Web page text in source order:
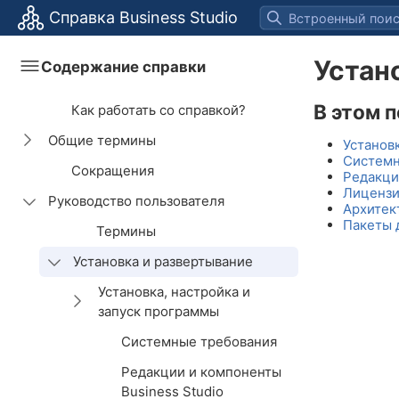
Справка Business Studio
Содержание справки
Как работать со справкой?
Общие термины
Основные термины
Термины нотаций
деятельности
Термины системы
менеджмента качества
Термины сбалансированной
системы показателей
Термины Business Studio
Сокращения
Руководство пользователя
Термины
Установка и развертывание
Установка, настройка и
запуск программы
Настройка окружения
Создание DNS-имен и
сертификатов
Системные требования
Редакции и компоненты
Business Studio
В этом
Пакеты